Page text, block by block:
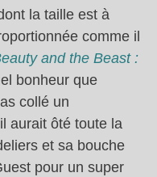
la taille est à
comme il
and the Beast :
bonheur que
collé un
aurait ôté toute la
et sa bouche
pour un super